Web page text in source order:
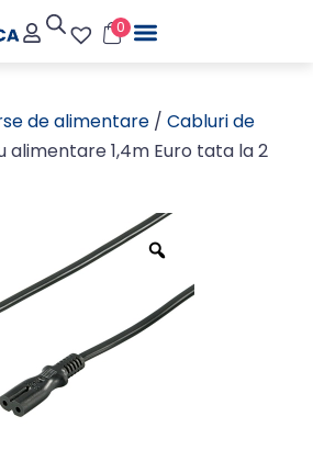
0
de alimentare / Cabluri de
alimentare 1,4m Euro tata la 2